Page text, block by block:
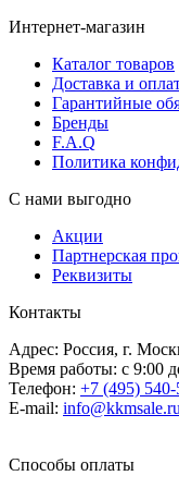
Интернет-магазин
Каталог товаров
Доставка и
Гарантийные
Бренды
F.A.Q
Политика
С нами выгодно
Акции
Партнерская
Реквизиты
Контакты
Адрес: Россия, г.
Время работы: с 9:00
Телефон: +7 (495)
E-mail: info@kkmsale.ru
Способы оплаты